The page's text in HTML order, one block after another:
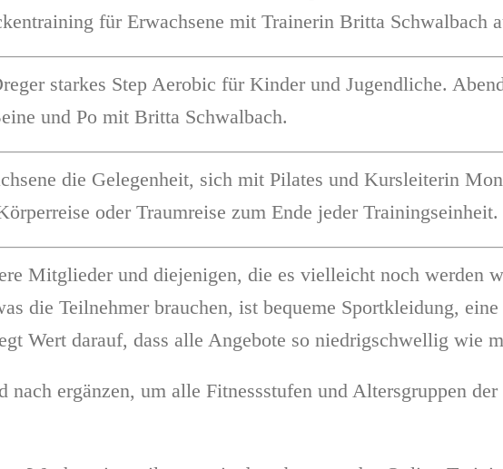
für Erwachsene mit Trainerin Britta Schwalbach
starkes Step Aerobic für Kinder und Jugendliche.
und Po mit Britta Schwalbach.
die Gelegenheit, sich mit Pilates und Kursleiterin
oder Traumreise zum Ende jeder Trainingseinheit.
Mitglieder und diejenigen, die es vielleicht noch werden
die Teilnehmer brauchen, ist bequeme Sportkleidung,
Wert darauf, dass alle Angebote so niedrigschwellig wie
ergänzen, um alle Fitnessstufen und Altersgruppen